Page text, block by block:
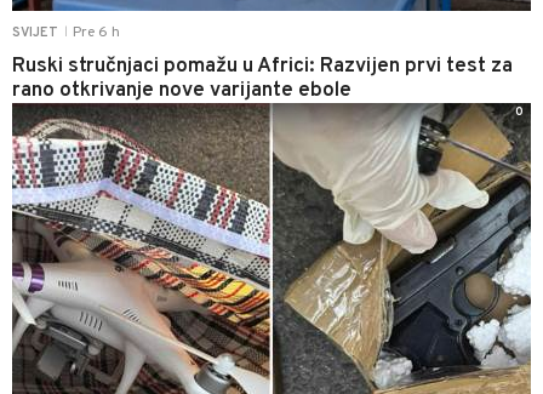
SVIJET Pre 6 h
Ruski stručnjaci pomažu u Africi: Razvijen prvi test za
rano otkrivanje nove varijante ebole
0